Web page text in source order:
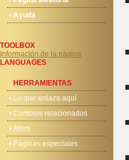
Ayuda
TOOLBOX
Información de la página
LANGUAGES
HERRAMIENTAS
Lo que enlaza aquí
Cambios relacionados
Atom
Páginas especiales